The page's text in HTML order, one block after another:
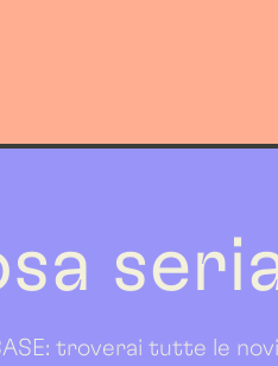
troverai tutte le